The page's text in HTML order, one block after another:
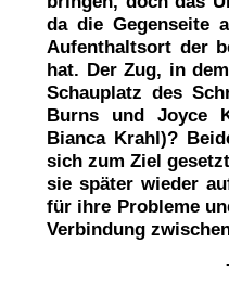
da die Gegenseite
Aufenthaltsort der
hat. Der Zug, in
Schauplatz des
Burns und Joyce
Bianca Krahl)?
sich zum Ziel
sie später wieder
für ihre Probleme
Verbindung